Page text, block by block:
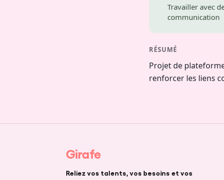
Travailler avec
communication
RÉSUMÉ
Projet de
renforcer les liens
Girafe
Reliez vos talents, vos besoins et vos